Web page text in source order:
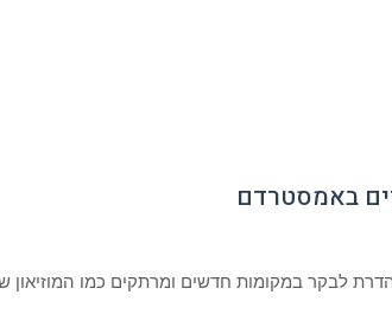
באמסטרדם
לבקר במקומות חדשים ומרתקים כמו המוזיאון